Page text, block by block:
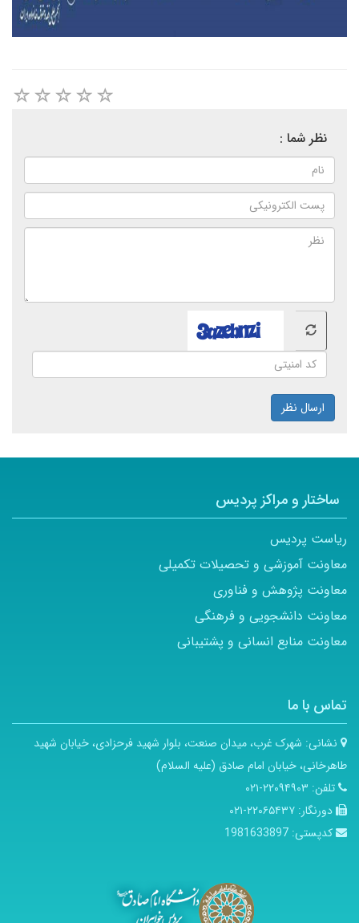
نظر شما :
ارسال نظر
ساختار و مراکز پردیس
ریاست پردیس
معاونت آموزشی و تحصیلات تکمیلی
معاونت پژوهش و فناوری
معاونت دانشجویی و فرهنگی
معاونت منابع انسانی و پشتیبانی
تماس با ما
نشانی: شهرک غرب، میدان صنعت، بلوار شهید فرحزادی، خیابان شهید
طاهرخانی، خیابان امام صادق (علیه السلام)
تلفن: ۲۲۰۹۴۹۰۳-۰۲۱
دورنگار: ۲۲۰۶۵۴۳۷-۰۲۱
کدپستی: 1981633897